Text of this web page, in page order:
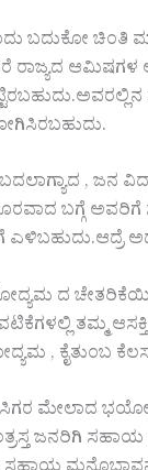
ಬದುಕೋ ಚಿಂತಿ
ರಾಜ್ಯದ
, ಜನ
ಬಗ್ಗೆ ಅವರಿಗೆ
ಎಳಿಬಹುದು.ಆದ್ರೆ
ದ
ತಮ್ಮ ಆಸಕ್ತಿ
, ಕೈತುಂಬ
ಮೇಲಾದ
ಜನರಿಗಿ